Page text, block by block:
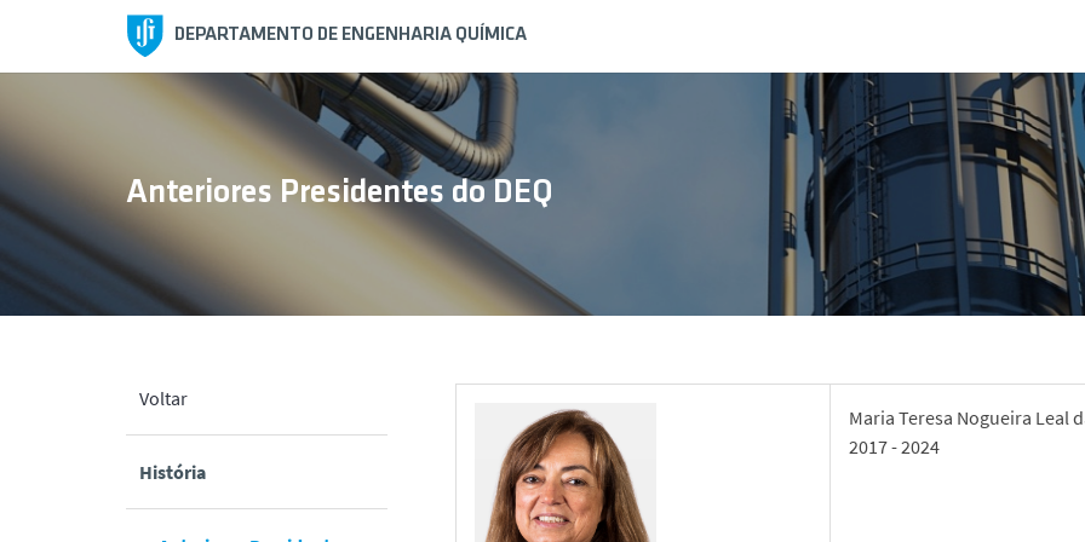
DEPARTAMENTO DE ENGENHARIA QUÍMICA
Voltar
História
Anteriores Presidentes do DEQ
Maria Teresa Nogueira Leal
2017 - 2024